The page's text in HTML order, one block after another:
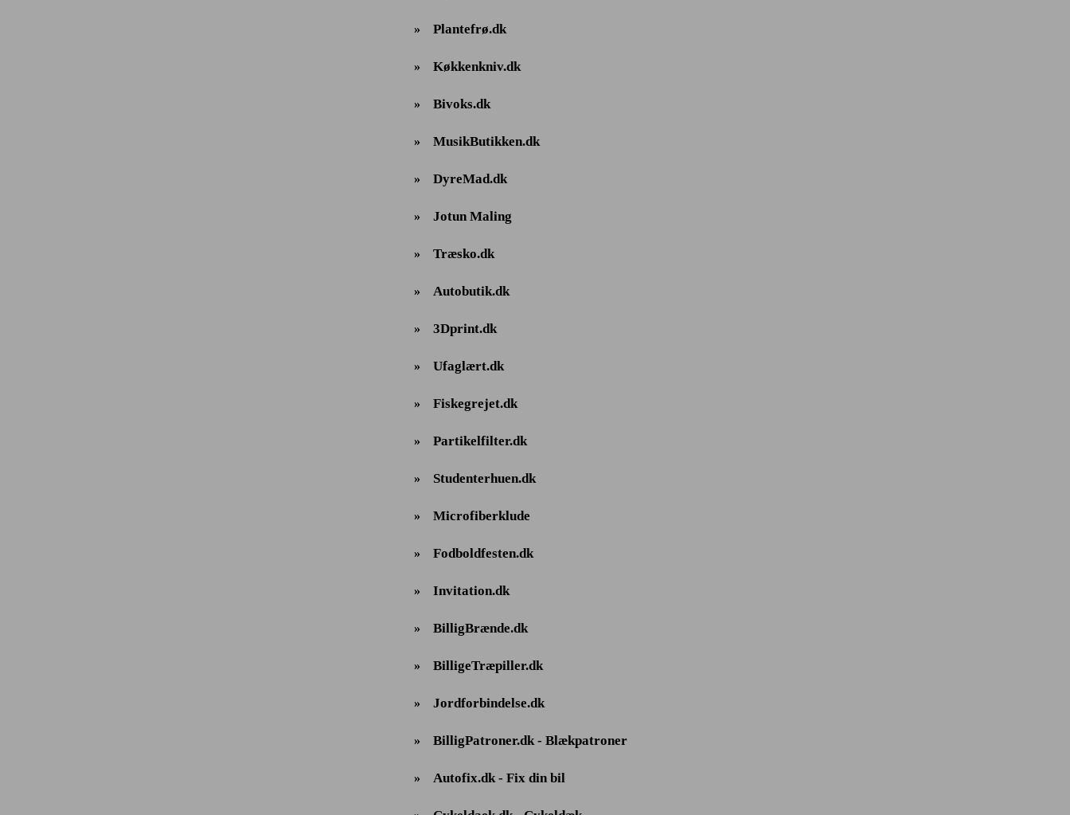
» Plantefrø.dk
» Køkkenkniv.dk
» Bivoks.dk
» MusikButikken.dk
» DyreMad.dk
» Jotun Maling
» Træsko.dk
» Autobutik.dk
» 3Dprint.dk
» Ufaglært.dk
» Fiskegrejet.dk
» Partikelfilter.dk
» Studenterhuen.dk
» Microfiberklude
» Fodboldfesten.dk
» Invitation.dk
» BilligBrænde.dk
» BilligeTræpiller.dk
» Jordforbindelse.dk
» BilligPatroner.dk - Blækpatroner
» Autofix.dk - Fix din bil